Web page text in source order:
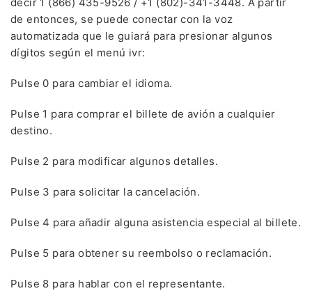
de entonces, se puede conectar con la voz
automatizada que le guiará para presionar algunos
dígitos según el menú ivr:
Pulse 0 para cambiar el idioma.
Pulse 1 para comprar el billete de avión a cualquier
destino.
Pulse 2 para modificar algunos detalles.
Pulse 3 para solicitar la cancelación.
Pulse 4 para añadir alguna asistencia especial al billete.
Pulse 5 para obtener su reembolso o reclamación.
Pulse 8 para hablar con el representante.